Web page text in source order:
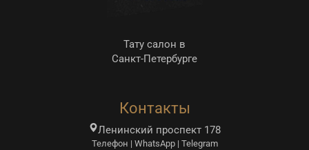
Тату салон в
Санкт-Петербурге
Контакты
Ленинский проспект 178
Телефон | WhatsApp | Telegram